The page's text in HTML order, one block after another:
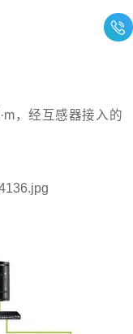
，经互感器接入的